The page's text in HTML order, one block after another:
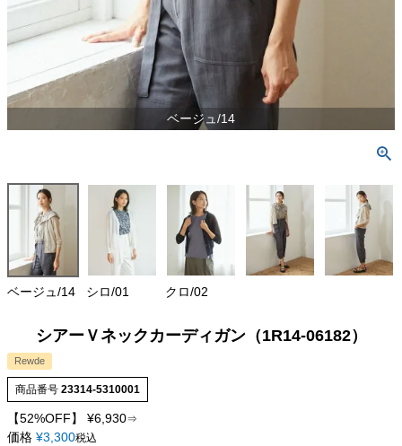
ベージュ/14
ベージュ/14 シロ/01 クロ/02
シアーＶネックカーディガン（1R14-06182）
Rewde
商品番号 23314-5310001
【52%OFF】 ¥6,930⇒
価格 ¥3,300税込